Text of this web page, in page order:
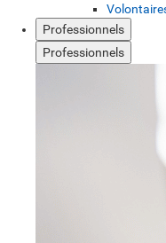
Professionnels
Professionnels